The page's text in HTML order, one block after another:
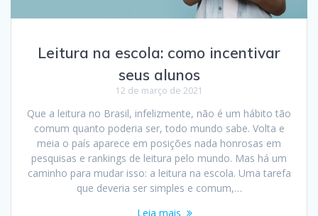
Leitura na escola: como incentivar
seus alunos
12 de março de 2021
Que a leitura no Brasil, infelizmente, não é um hábito tão
comum quanto poderia ser, todo mundo sabe. Volta e
meia o país aparece em posições nada honrosas em
pesquisas e rankings de leitura pelo mundo. Mas há um
caminho para mudar isso: a leitura na escola. Uma tarefa
que deveria ser simples e comum,…
Leia mais